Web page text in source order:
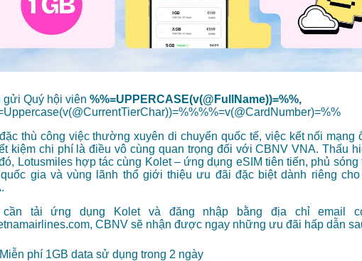
gửi Quý hội viên %%=UPPERCASE(v(@FullName))=%%,
thù công việc thường xuyên di chuyển quốc tế, việc kết nối mạng
kiệm chi phí là điều vô cùng quan trọng đối với CBNV VNA. Thấu
Lotusmiles hợp tác cùng Kolet – ứng dụng eSIM tiên tiến, phủ sóng
gia và vùng lãnh thổ giới thiệu ưu đãi đặc biệt dành riêng
tải ứng dụng Kolet và đăng nhập bằng địa chỉ email
CBNV sẽ nhận được ngay những ưu đãi hấp dẫn
Miễn phí 1GB data sử dụng trong 2 ngày